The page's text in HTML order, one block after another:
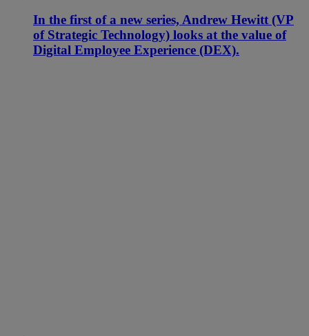
In the first of a new series, Andrew Hewitt (VP
of Strategic Technology) looks at the value of
Digital Employee Experience (DEX).